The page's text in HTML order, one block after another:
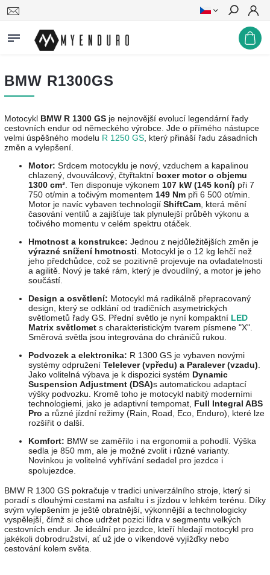
Hledat
BMW R1300GS
Motocykl BMW R 1300 GS je nejnovější evolucí legendární řady
cestovních endur od německého výrobce. Jde o přímého nástupce
velmi úspěšného modelu R 1250 GS , který přináší řadu zásadních
změn a vylepšení.
Motor: Srdcem motocyklu je nový, vzduchem a kapalinou
chlazený, dvouválcový, čtyřtaktní boxer motor o objemu
1300 cm³ . Ten disponuje výkonem 107 kW (145 koní) při 7
750 ot/min a točivým momentem 149 Nm při 6 500 ot/min.
Motor je navíc vybaven technologií ShiftCam , která mění
časování ventilů a zajišťuje tak plynulejší průběh výkonu a
točivého momentu v celém spektru otáček.
Hmotnost a konstrukce: Jednou z nejdůležitějších změn je
výrazné snížení hmotnosti . Motocykl je o 12 kg lehčí než
jeho předchůdce, což se pozitivně projevuje na ovladatelnosti
a agilitě. Nový je také rám, který je dvoudílný, a motor je jeho
součástí.
Design a osvětlení: Motocykl má radikálně přepracovaný
design, který se odklání od tradičních asymetrických
světlometů řady GS. Přední světlo je nyní kompaktní LED
Matrix světlomet s charakteristickým tvarem písmene "X".
Směrová světla jsou integrována do chráničů rukou.
Podvozek a elektronika: R 1300 GS je vybaven novými
systémy odpružení Telelever (vpředu) a Paralever (vzadu)
Jako volitelná výbava je k dispozici systém Dynamic
Suspension Adjustment (DSA)s automatickou adaptací
výšky podvozku. Kromě toho je motocykl nabitý moderními
technologiemi, jako je adaptivní tempomat, Full Integral ABS
Pro a různé jízdní režimy (Rain, Road, Eco, Enduro), které lze
rozšířit o další.
Komfort: BMW se zaměřilo i na ergonomii a pohodlí. Výška
sedla je 850 mm, ale je možné zvolit i různé varianty.
Novinkou je volitelné vyhřívání sedadel pro jezdce i
spolujezdce.
BMW R 1300 GS pokračuje v tradici univerzálního stroje, který si
poradí s dlouhými cestami na asfaltu i s jízdou v lehkém terénu. Díky
svým vylepšením je ještě obratnější, výkonnější a technologicky
vyspělejší, čímž si chce udržet pozici lídra v segmentu velkých
cestovních endur. Je ideální pro jezdce, kteří hledají motocykl pro
jakékoli dobrodružství, ať už jde o víkendové vyjížďky nebo
cestování kolem světa.